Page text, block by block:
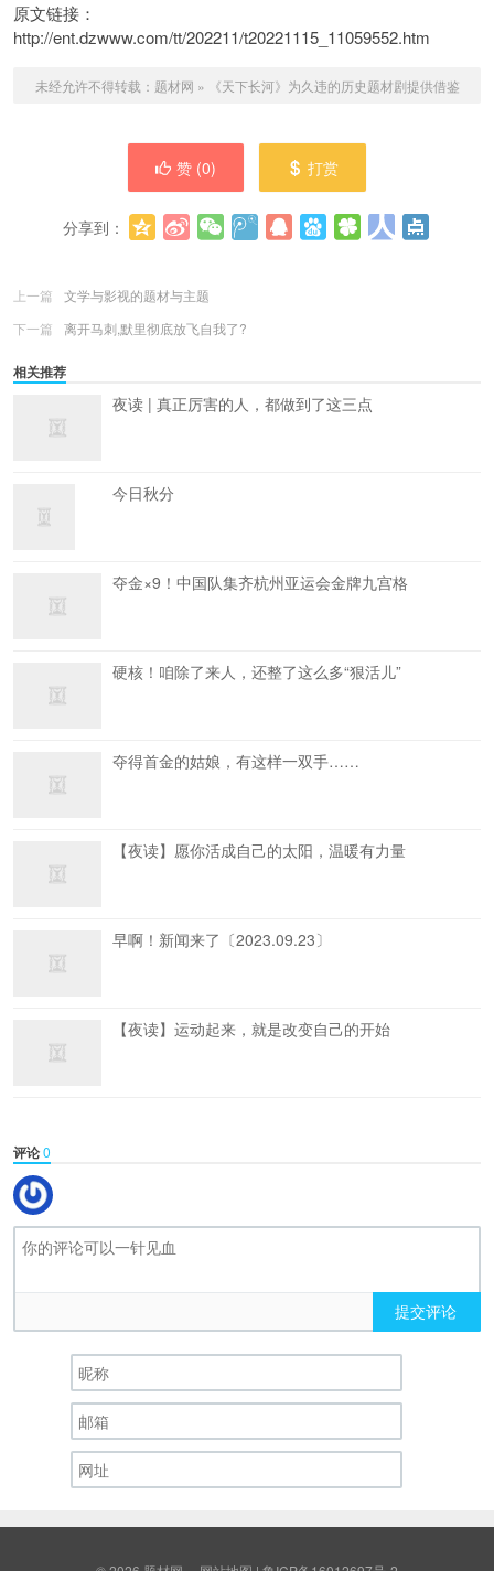
原文链接：
http://ent.dzwww.com/tt/202211/t20221115_11059552.htm
未经允许不得转载： 题材网 » 《天下长河》为久违的历史题材剧提供借鉴
赞 (0) 打赏
分享到：
上一篇
文学与影视的题材与主题
下一篇
离开马刺,默里彻底放飞自我了?
相关推荐
夜读 | 真正厉害的人，都做到了这三点
今日秋分
夺金×9！中国队集齐杭州亚运会金牌九宫格
硬核！咱除了来人，还整了这么多“狠活儿”
夺得首金的姑娘，有这样一双手……
【夜读】愿你活成自己的太阳，温暖有力量
早啊！新闻来了〔2023.09.23〕
【夜读】运动起来，就是改变自己的开始
评论0
提交评论